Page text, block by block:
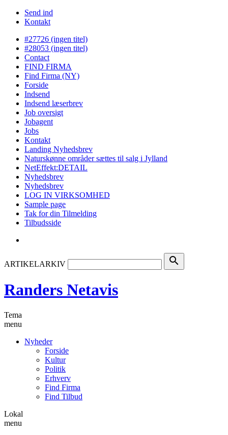
Send ind
Kontakt
#27726 (ingen titel)
#28053 (ingen titel)
Contact
FIND FIRMA
Find Firma (NY)
Forside
Indsend
Indsend læserbrev
Job oversigt
Jobagent
Jobs
Kontakt
Landing Nyhedsbrev
Naturskønne områder sættes til salg i Jylland
NetEffekt:DETAIL
Nyhedsbrev
Nyhedsbrev
LOG IN VIRKSOMHED
Sample page
Tak for din Tilmelding
Tilbudsside
ARTIKELARKIV search
Randers Netavis
Tema
menu
Nyheder
Forside
Kultur
Politik
Erhverv
Find Firma
Find Tilbud
Lokal
menu